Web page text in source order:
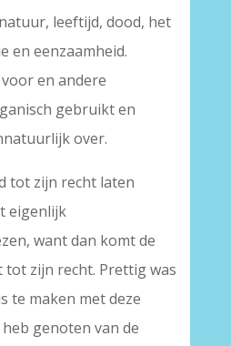
leeftijd, dood, het
en eenzaamheid.
en andere
gebruikt en
over.
tot zijn recht laten
eigenlijk
want dan komt de
tot zijn recht. Prettig was
te maken met deze
genoten van de